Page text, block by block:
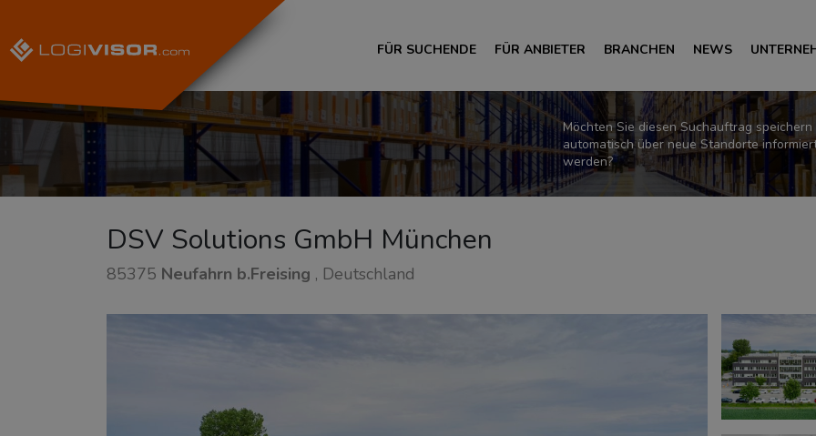
FÜR SUCHENDE FÜR ANBIETER BRANCHEN NEWS
Möchten Sie diesen Suchauftrag speichern
automatisch über neue Standorte
werden?
DSV Solutions GmbH München
85375 Neufahrn b.Freising , Deutschland